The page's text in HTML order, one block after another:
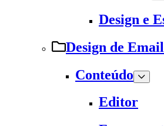
Design e
Design de
Conteúdo
Editor